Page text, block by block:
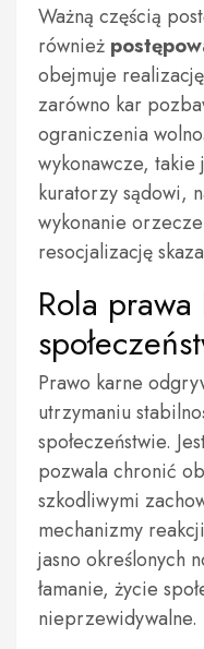
Ważną częścią
również
obejmuje
zarówno kar
ograniczenia
wykonawcze, takie
kuratorzy sądowi,
wykonanie
resocjalizację
Rola
Prawo karne
utrzymaniu
społeczeństwie.
pozwala chronić
szkodliwymi
mechanizmy
jasno określonych
łamanie, życie
nieprzewidywalne.